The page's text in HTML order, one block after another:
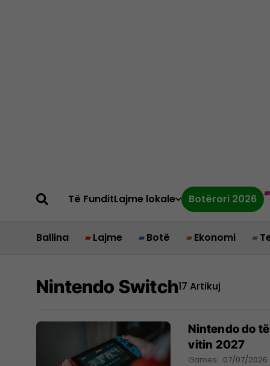
Të FunditLajme lokale Botërori 2026
Ballina Lajme Botë Ekonomi
Nintendo Switch17 Artikuj
Nintendo do
vitin 2027
Games 07/07/2026